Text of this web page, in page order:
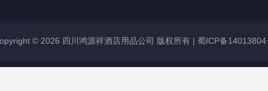
© 2026 四川鸿源祥酒店用品公司 版权所有 | 蜀ICP备14013804